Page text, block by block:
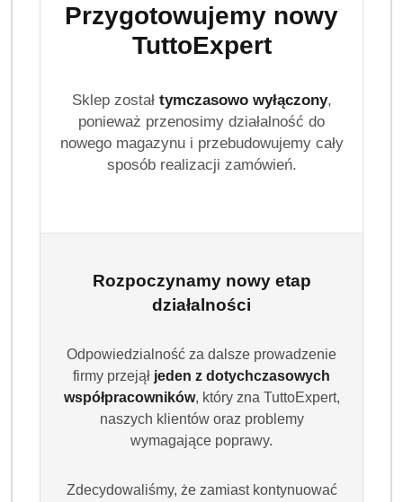
Przygotowujemy nowy
TuttoExpert
Sklep został tymczasowo wyłączony,
ponieważ przenosimy działalność do
nowego magazynu i przebudowujemy cały
sposób realizacji zamówień.
Rozpoczynamy nowy etap
działalności
Odpowiedzialność za dalsze prowadzenie
firmy przejął jeden z dotychczasowych
współpracowników, który zna TuttoExpert,
naszych klientów oraz problemy
wymagające poprawy.
Zdecydowaliśmy, że zamiast kontynuować